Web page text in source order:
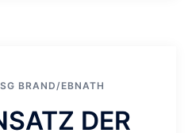
SG BRAND/EBNATH
DER